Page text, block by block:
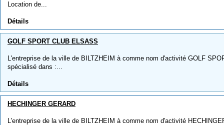
Location de...
Détails
GOLF SPORT CLUB ELSASS
L'entreprise de la ville de BILTZHEIM à comme nom d'activité GOLF
spécialisé dans :...
Détails
HECHINGER GERARD
L'entreprise de la ville de BILTZHEIM à comme nom d'activité